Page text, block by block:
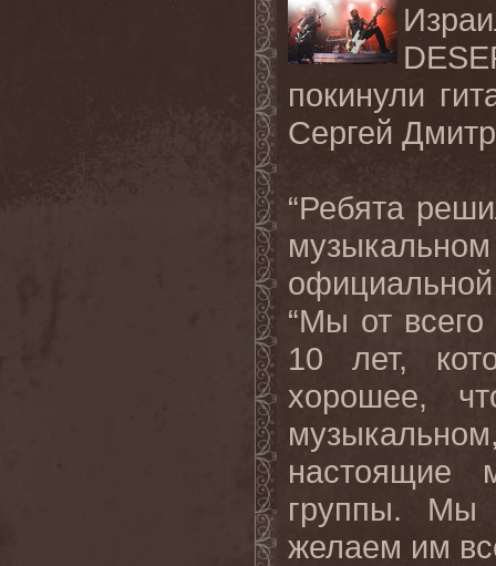
покинули
Сергей
“Ребята
“Мы от всего
10 лет,
хорошее,
настоящие
группы. Мы
желаем им